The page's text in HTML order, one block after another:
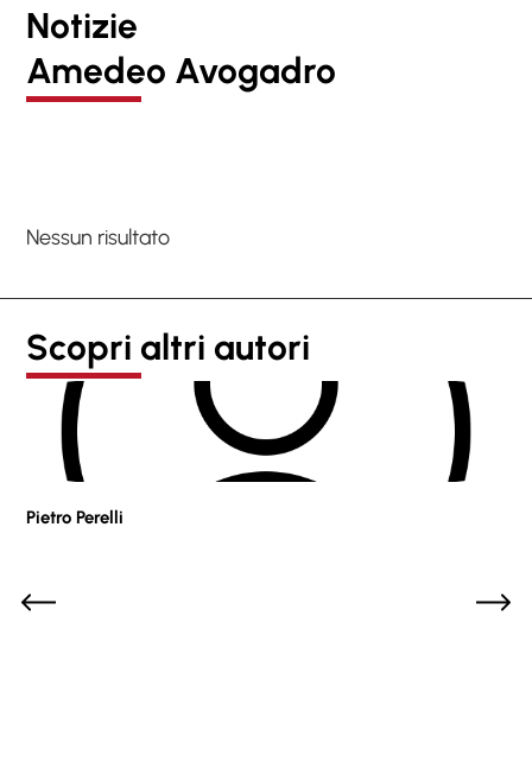
Notizie
Amedeo Avogadro
Nessun risultato
Scopri altri autori
Pietro Perelli